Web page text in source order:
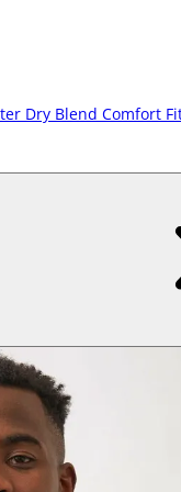
Dry Blend Comfort